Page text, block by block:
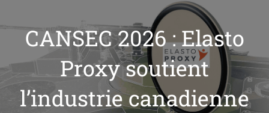
CANSEC 2026 : Elasto
Proxy soutient
l’industrie canadienne